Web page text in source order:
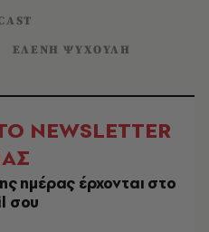
ΕΛΕΝΗ ΨΥΧΟΥΛΗ
NEWSLETTER
ημέρας έρχονται στο
σου